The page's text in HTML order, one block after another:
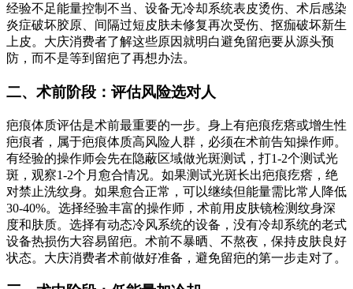
经验不足能量控制不当、设备无冷却系统表皮烫伤、术后感染
炎症破坏胶原、间隔过短皮肤未修复再次受伤、抠痂破坏新生
上皮。大庆消费者了解这些原因就明白避免留疤要从源头预
防，而不是等到留疤了再想办法。
二、术前阶段：评估风险选对人
疤痕体质评估是术前最重要的一步。身上有疤痕疙瘩或增生性
疤痕者，属于疤痕体质高风险人群，必须在术前告知操作师。
有经验的操作师会先在隐蔽区域做光斑测试，打1-2个测试光
斑，观察1-2个月愈合情况。如果测试光斑长出疤痕疙瘩，绝
对禁止洗纹身。如果愈合正常，可以继续但能量需比常人降低
30-40%。选择经验丰富的操作师，术前用皮肤镜检测纹身深
度和肤质。选择有动态冷风系统的设备，没有冷却系统的老式
设备热损伤大容易留疤。术前不暴晒、不熬夜，保持皮肤良好
状态。大庆消费者术前做好准备，避免留疤的第一步走对了。